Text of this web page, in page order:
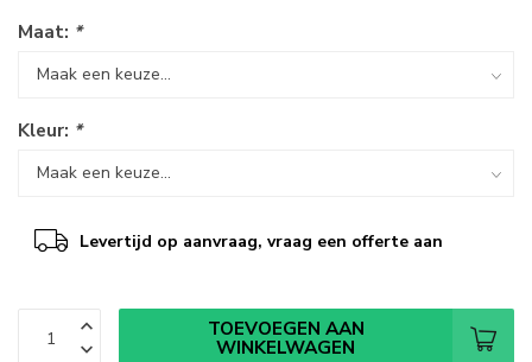
Maat: *
Kleur: *
Levertijd op aanvraag, vraag een offerte aan
TOEVOEGEN AAN
WINKELWAGEN